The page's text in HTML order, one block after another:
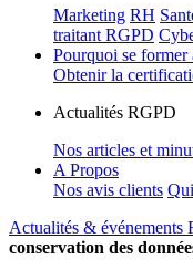
Marketing RH
traitant RGPD
Pourquoi se
Obtenir la
Actualités RGPD
Nos articles et
A Propos
Nos avis clients
Actualités & événements
conservation des